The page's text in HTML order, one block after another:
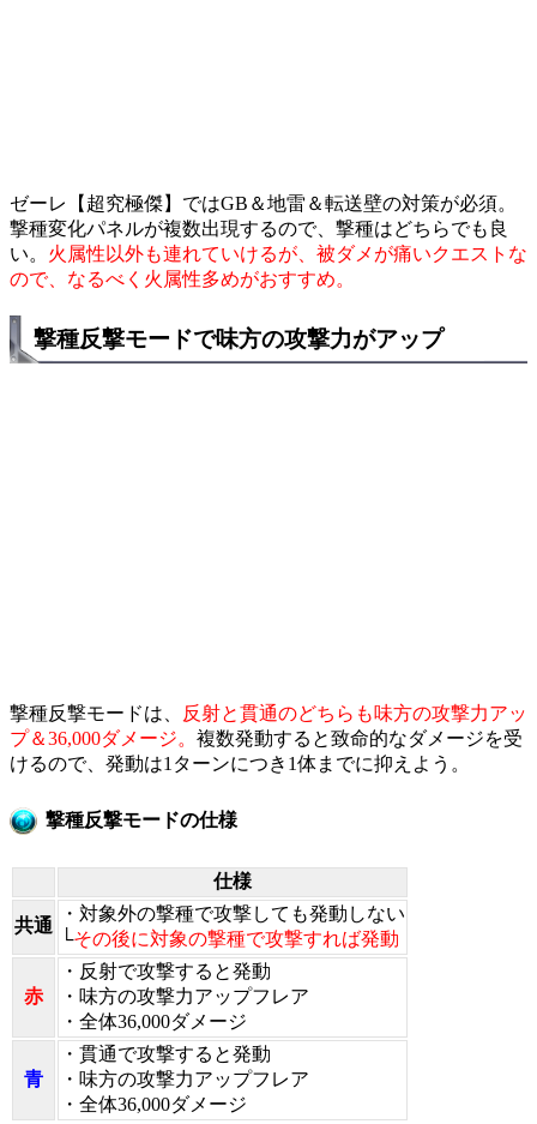
ゼーレ【超究極傑】ではGB＆地雷＆転送壁の対策が必須。
撃種変化パネルが複数出現するので、撃種はどちらでも良
い。 火属性以外も連れていけるが、被ダメが痛いクエストな
ので、なるべく火属性多めがおすすめ。
撃種反撃モードで味方の攻撃力がアップ
撃種反撃モードは、
反射と貫通のどちらも味方の攻撃力アッ
プ＆36,000ダメージ。 複数発動すると致命的なダメージを受
けるので、発動は1ターンにつき1体までに抑えよう。
撃種反撃モードの仕様
仕様
共通
・対象外の撃種で攻撃しても発動しない
└その後に対象の撃種で攻撃すれば発動
赤
・反射で攻撃すると発動
・味方の攻撃力アップフレア
・全体36,000ダメージ
青
・貫通で攻撃すると発動
・味方の攻撃力アップフレア
・全体36,000ダメージ